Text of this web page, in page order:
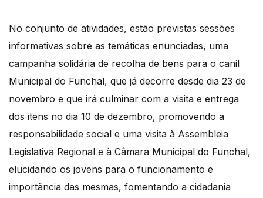
No conjunto de atividades, estão previstas sessões
informativas sobre as temáticas enunciadas, uma
campanha solidária de recolha de bens para o canil
Municipal do Funchal, que já decorre desde dia 23 de
novembro e que irá culminar com a visita e entrega
dos itens no dia 10 de dezembro, promovendo a
responsabilidade social e uma visita à Assembleia
Legislativa Regional e à Câmara Municipal do Funchal,
elucidando os jovens para o funcionamento e
importância das mesmas, fomentando a cidadania